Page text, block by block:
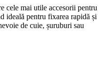
cele mai utile accesorii pentru
ideală pentru fixarea rapidă și
de cuie, șuruburi sau